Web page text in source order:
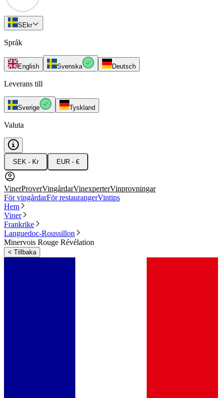
SEkr
Språk
English Svenska Deutsch
Leverans till
Sverige Tyskland
Valuta
SEK - Kr EUR - €
VinerProverVingårdarVinexperterVinprovningar
För vingårdarFör restaurangerVintips
Hem
Viner
Frankrike
Languedoc-Roussillon
Minervois Rouge Révélation
< Tillbaka